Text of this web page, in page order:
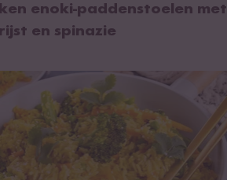
enoki-paddenstoelen met
en spinazie